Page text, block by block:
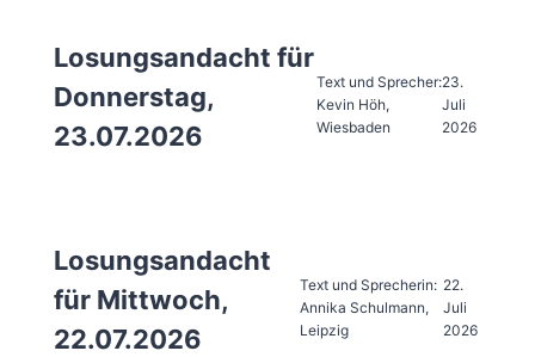
Losungsandacht für
Donnerstag,
23.07.2026
Text und Sprecher:
Kevin Höh,
Wiesbaden
23.
Juli
2026
Losungsandacht
für Mittwoch,
22.07.2026
Text und Sprecherin:
Annika Schulmann,
Leipzig
22.
Juli
2026